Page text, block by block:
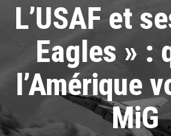
L’USAF et
Eagles » :
l’Amérique
MiG